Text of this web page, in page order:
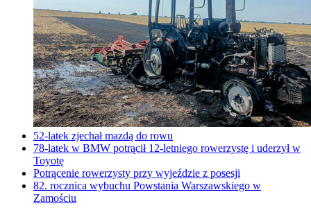
52-latek zjechał mazdą do rowu
78-latek w BMW potrącił 12-letniego rowerzystę i uderzył w
Toyotę
Potrącenie rowerzysty przy wyjeździe z posesji
82. rocznica wybuchu Powstania Warszawskiego w
Zamościu